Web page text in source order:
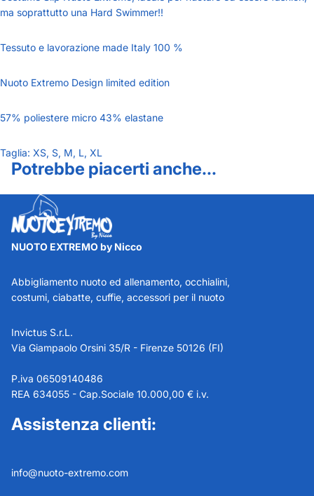
ma soprattutto una Hard Swimmer!!
Tessuto e lavorazione made Italy 100 %
Nuoto Extremo Design limited edition
57% poliestere micro 43% elastane
Taglia: XS, S, M, L, XL
Potrebbe piacerti anche...
NUOTO EXTREMO by Nicco
Abbigliamento nuoto ed allenamento, occhialini,
costumi, ciabatte, cuffie, accessori per il nuoto
Invictus S.r.L.
Via Giampaolo Orsini 35/R - Firenze 50126 (FI)
P.iva 06509140486
REA 634055 - Cap.Sociale 10.000,00 € i.v.
Assistenza clienti:
info@nuoto-extremo.com